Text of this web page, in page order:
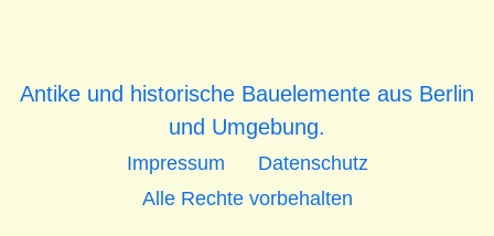
Antike und historische Bauelemente aus Berlin
und Umgebung.
Impressum
Datenschutz
Alle Rechte vorbehalten